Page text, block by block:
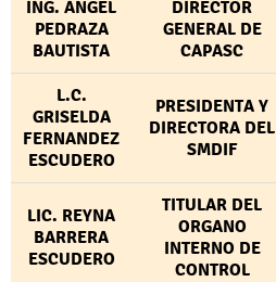
ING. ANGEL
PEDRAZA
BAUTISTA
DIRECTOR
GENERAL DE
CAPASC
L.C.
GRISELDA
FERNANDEZ
ESCUDERO
PRESIDENTA Y
DIRECTORA DEL
SMDIF
LIC. REYNA
BARRERA
ESCUDERO
TITULAR DEL
ORGANO
INTERNO DE
CONTROL